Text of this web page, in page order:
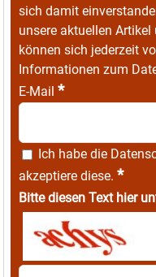
sich damit
unsere aktuellen
können sich jederzeit
Informationen zum
E-Mail *
Ich habe die
akzeptiere diese. *
Bitte diesen Text hier